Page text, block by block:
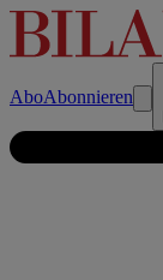
AboAbonnieren